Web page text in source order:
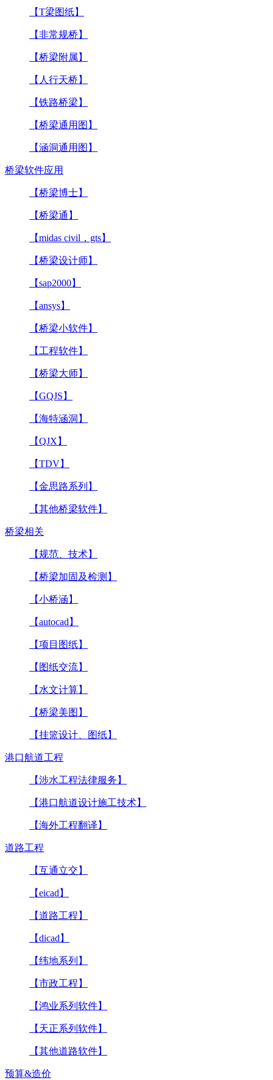
【T梁图纸】
【非常规桥】
【桥梁附属】
【人行天桥】
【铁路桥梁】
【桥梁通用图】
【涵洞通用图】
桥梁软件应用
【桥梁博士】
【桥梁通】
【midas civil，gts】
【桥梁设计师】
【sap2000】
【ansys】
【桥梁小软件】
【工程软件】
【桥梁大师】
【GQJS】
【海特涵洞】
【QJX】
【TDV】
【金思路系列】
【其他桥梁软件】
桥梁相关
【规范、技术】
【桥梁加固及检测】
【小桥涵】
【autocad】
【项目图纸】
【图纸交流】
【水文计算】
【桥梁美图】
【挂篮设计、图纸】
港口航道工程
【涉水工程法律服务】
【港口航道设计施工技术】
【海外工程翻译】
道路工程
【互通立交】
【eicad】
【道路工程】
【dicad】
【纬地系列】
【市政工程】
【鸿业系列软件】
【天正系列软件】
【其他道路软件】
预算&造价